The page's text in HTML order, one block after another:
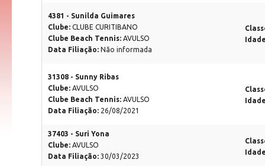
4381 - Sunilda Guimares
Clube: CLUBE CURITIBANO
Clube Beach Tennis: AVULSO
Data Filiação: Não informada
31308 - Sunny Ribas
Clube: AVULSO
Clube Beach Tennis: AVULSO
Data Filiação: 26/08/2021
37403 - Suri Yona
Clube: AVULSO
Data Filiação: 30/03/2023